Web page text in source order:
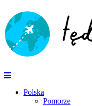
Polska
Pomorze